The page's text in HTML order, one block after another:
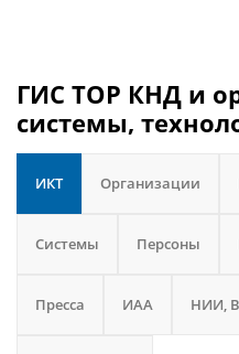
ГИС ТОР КНД и
системы,
ИКТ Организации
Системы Персоны
Пресса ИАА НИИ,